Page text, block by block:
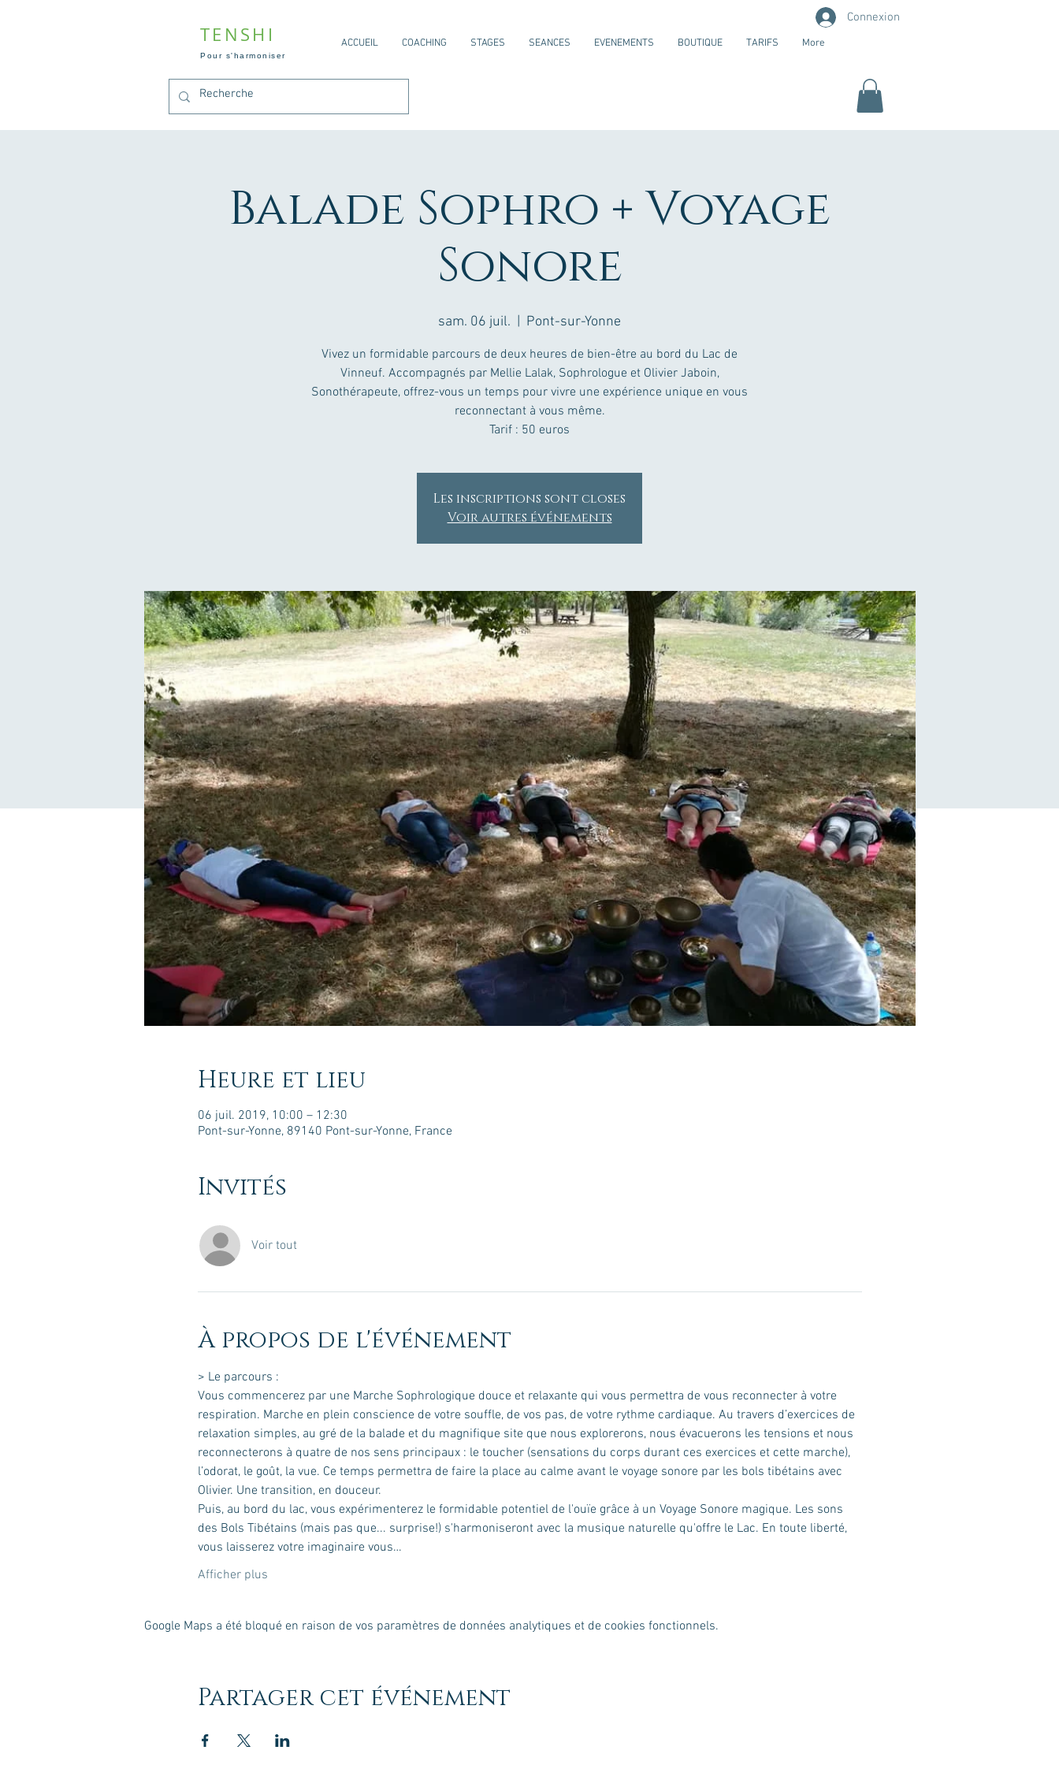
TENSHI
Pour s'harmoniser
ACCUEIL COACHING STAGES SEANCES EVENEMENTS BOUTIQUE TARIFS More
Connexion
Balade Sophro + Voyage
Sonore
sam. 06 juil. Pont-sur-Yonne
Vivez un formidable parcours de deux heures de bien-être au bord du Lac de
Vinneuf. Accompagnés par Mellie Lalak, Sophrologue et Olivier Jaboin,
Sonothérapeute, offrez-vous un temps pour vivre une expérience unique en vous
reconnectant à vous même.
Tarif : 50 euros
Les inscriptions sont closes
Voir autres événements
Heure et lieu
06 juil. 2019, 10:00 – 12:30
Pont-sur-Yonne, 89140 Pont-sur-Yonne, France
Invités
Voir tout
À propos de l'événement
Vous commencerez par une Marche Sophrologique douce et relaxante qui vous permettra de vous reconnecter à votre
respiration. Marche en plein conscience de votre souffle, de vos pas, de votre rythme cardiaque. Au travers d’exercices de
relaxation simples, au gré de la balade et du magnifique site que nous explorerons, nous évacuerons les tensions et nous
reconnecterons à quatre de nos sens principaux : le toucher (sensations du corps durant ces exercices et cette marche),
l’odorat, le goût, la vue. Ce temps permettra de faire la place au calme avant le voyage sonore par les bols tibétains avec
Puis, au bord du lac, vous expérimenterez le formidable potentiel de l'ouïe grâce à un Voyage Sonore magique. Les sons
des Bols Tibétains (mais pas que... surprise!) s'harmoniseront avec la musique naturelle qu'offre le Lac. En toute liberté,
vous laisserez votre imaginaire vous…
Afficher plus
Google Maps a été bloqué en raison de vos paramètres de données analytiques et de cookies fonctionnels.
Partager cet événement